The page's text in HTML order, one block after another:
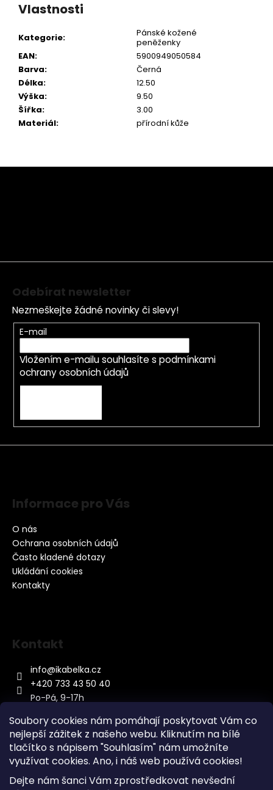
Soubory cookies nám pomáhají poskytovat Vám co
nejlepší zážitek z našeho webu. Kliknutím na bílé
tlačítko s nápisem "Souhlasím" nám umožníte
využívat cookies. Ano, i náš web používá cookies!
Dejte nám šanci Vám zprostředkovat nevšední
Vlastnosti
Kategorie:
Pánské kožené
peněženky
EAN:
5900949050584
Barva:
Černá
Délka:
12.50
Výška:
9.50
Šířka:
3.00
Materiál: přírodní kůže
Z
Odebírat newsletter
Nezmeškejte žádné novinky či slevy!
E-mail
Vložením e-mailu souhlasíte s podmínkami
ochrany osobních údajů
Informace pro Vás
O nás
Ochrana osobních údajů
Často kladené dotazy
Ukládání cookies
Kontakty
Kontakt
info@ikabelka.cz
+420 733 43 50 40
Po-Pá, 9-17h
Kontakt